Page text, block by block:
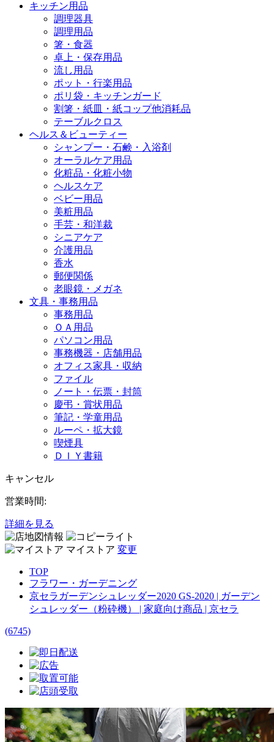
キッチン用品
調理器具
調理用品
箸・食器
卓上・保存用品
流し用品
ポット・行楽用品
ポリ袋・キッチンガード
割箸・紙皿・紙コップ他消耗品
テーブルクロス
ヘルス＆ビューティー
シャンプー・石鹸・入浴剤
オーラルケア用品
化粧品・化粧小物
ヘルスケア
ベビー用品
美粧用品
手芸・和洋裁
シニアケア
介護用品
香水
郵便関係
老眼鏡・メガネ
文具・事務用品
事務用品
ＯＡ用品
パソコン用品
事務機器・店舗用品
オフィス家具・収納
ファイル
ノート・伝票・封筒
慶弔・賞状用品
筆記・学童用品
ルーペ・拡大鏡
喫煙具
ＤＩＹ書籍
キャンセル
営業時間:
詳細を見る
マイストア 変更
TOP
フラワー・ガーデニング
京セラガーデンシュレッダー2020 GS-2020 | ガーデン
シュレッダー（粉砕機） | 家庭向け商品 | 京セラ
(6745)